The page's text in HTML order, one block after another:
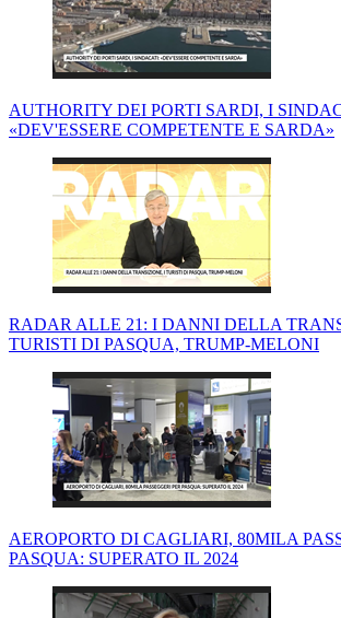
AUTHORITY DEI PORTI SARDI, I
«DEV'ESSERE COMPETENTE E SARDA»
RADAR ALLE 21: I DANNI DELLA
TURISTI DI PASQUA, TRUMP-MELONI
AEROPORTO DI CAGLIARI, 80MILA
PASQUA: SUPERATO IL 2024